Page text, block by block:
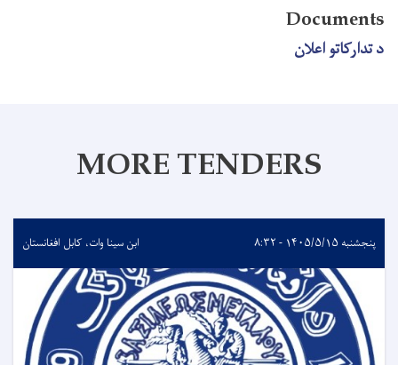
Documents
د تدارکاتو اعلان
MORE TENDERS
پنجشنبه ۱۴۰۵/۵/۱۵ - ۸:۳۲ ابن سینا وات، کابل افغانستان